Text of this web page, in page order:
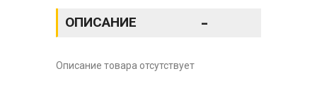
ОПИСАНИЕ -
Описание товара отсутствует